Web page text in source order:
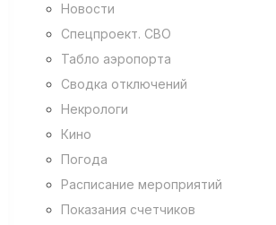
Новости
Спецпроект. СВО
Табло аэропорта
Сводка отключений
Некрологи
Кино
Погода
Расписание мероприятий
Показания счетчиков